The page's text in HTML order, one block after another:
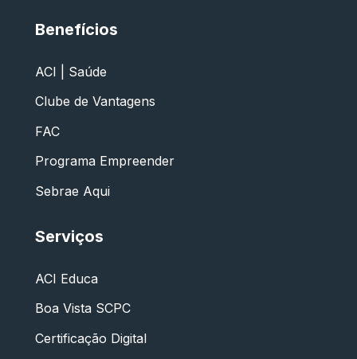
Benefícios
ACI | Saúde
Clube de Vantagens
FAC
Programa Empreender
Sebrae Aqui
Serviços
ACI Educa
Boa Vista SCPC
Certificação Digital